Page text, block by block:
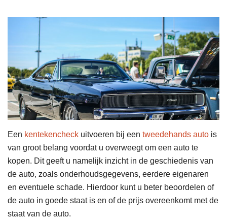
Een kentekencheck uitvoeren bij een tweedehands auto is
van groot belang voordat u overweegt om een auto te
kopen. Dit geeft u namelijk inzicht in de geschiedenis van
de auto, zoals onderhoudsgegevens, eerdere eigenaren
en eventuele schade. Hierdoor kunt u beter beoordelen of
de auto in goede staat is en of de prijs overeenkomt met de
staat van de auto.